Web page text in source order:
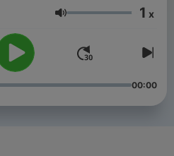
este programa es la mejor
tomar las decisiones
Volumen 1 x
00:00